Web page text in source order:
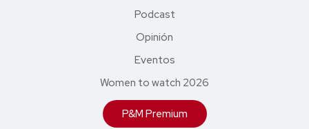
Podcast
Opinión
Eventos
Women to watch 2026
P&M Premium